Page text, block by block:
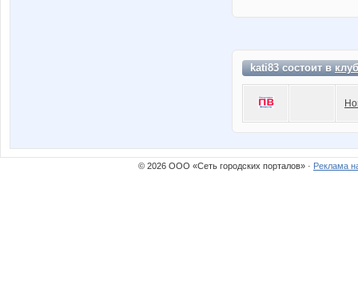
kati83 состоит в
© 2026 ООО «Сеть городских порталов» · Реклама